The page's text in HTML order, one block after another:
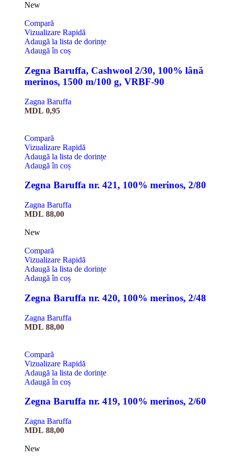
New
Compară
Vizualizare Rapidă
Adaugă la lista de dorințe
Adaugă în coș
Zegna Baruffa, Cashwool 2/30, 100% lână
merinos, 1500 m/100 g, VRBF-90
Zagna Baruffa
MDL 0,95
Compară
Vizualizare Rapidă
Adaugă la lista de dorințe
Adaugă în coș
Zegna Baruffa nr. 421, 100% merinos, 2/80
Zagna Baruffa
MDL 88,00
New
Compară
Vizualizare Rapidă
Adaugă la lista de dorințe
Adaugă în coș
Zegna Baruffa nr. 420, 100% merinos, 2/48
Zagna Baruffa
MDL 88,00
Compară
Vizualizare Rapidă
Adaugă la lista de dorințe
Adaugă în coș
Zegna Baruffa nr. 419, 100% merinos, 2/60
Zagna Baruffa
MDL 88,00
New